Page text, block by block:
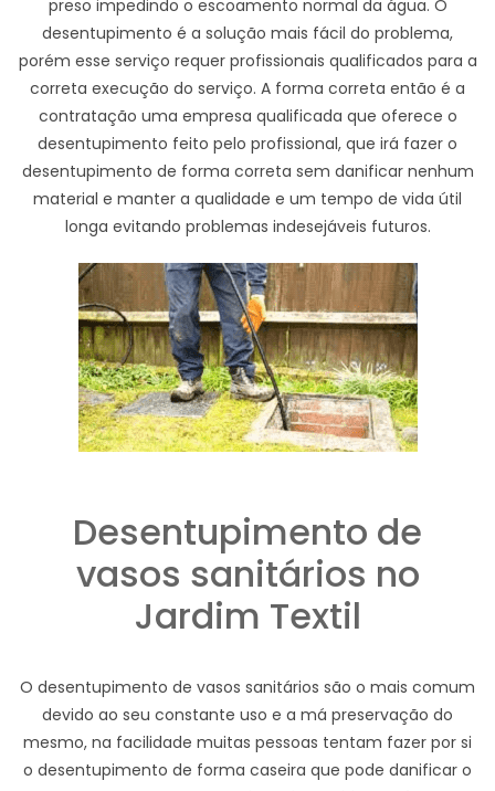
preso impedindo o escoamento normal da água. O
desentupimento é a solução mais fácil do problema,
porém esse serviço requer profissionais qualificados para a
correta execução do serviço. A forma correta então é a
contratação uma empresa qualificada que oferece o
desentupimento feito pelo profissional, que irá fazer o
desentupimento de forma correta sem danificar nenhum
material e manter a qualidade e um tempo de vida útil
longa evitando problemas indesejáveis futuros.
Desentupimento de
vasos sanitários no
Jardim Textil
O desentupimento de vasos sanitários são o mais comum
devido ao seu constante uso e a má preservação do
mesmo, na facilidade muitas pessoas tentam fazer por si
o desentupimento de forma caseira que pode danificar o